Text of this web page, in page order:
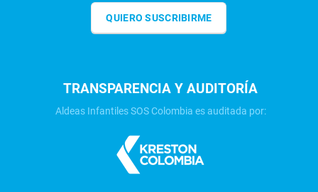
QUIERO SUSCRIBIRME
TRANSPARENCIA Y AUDITORÍA
Aldeas Infantiles SOS Colombia es auditada por: